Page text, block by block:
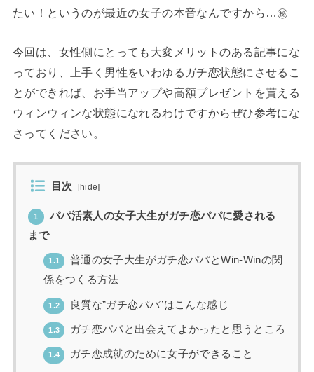
たい！というのが最近の女子の本音なんですから…㊙
今回は、女性側にとっても大変メリットのある記事にな
っており、上手く男性をいわゆるガチ恋状態にさせるこ
とができれば、お手当アップや高額プレゼントを貰える
ウィンウィンな状態になれるわけですからぜひ参考にな
さってください。
目次 [hide]
1
パパ活素人の女子大生がガチ恋パパに愛される
まで
1.1
普通の女子大生がガチ恋パパとWin-Winの関
係をつくる方法
1.2 良質な”ガチ恋パパ”はこんな感じ
1.3 ガチ恋パパと出会えてよかったと思うところ
1.4 ガチ恋成就のために女子ができること